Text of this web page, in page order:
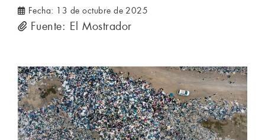
Fecha: 13 de octubre de 2025
Fuente: El Mostrador